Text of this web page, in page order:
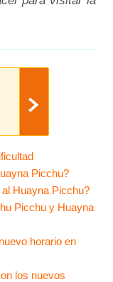
Picchu?
Huayna Picchu?
Picchu y Huayna
horario en
los nuevos